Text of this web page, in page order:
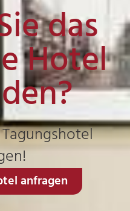
das
Hotel
anfragen